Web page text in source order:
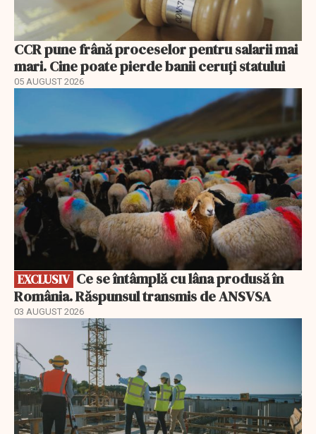
CCR pune frână proceselor pentru salarii mai
mari. Cine poate pierde banii ceruți statului
05 AUGUST 2026
EXCLUSIV
România. Răspunsul transmis de ANSVSA
03 AUGUST 2026